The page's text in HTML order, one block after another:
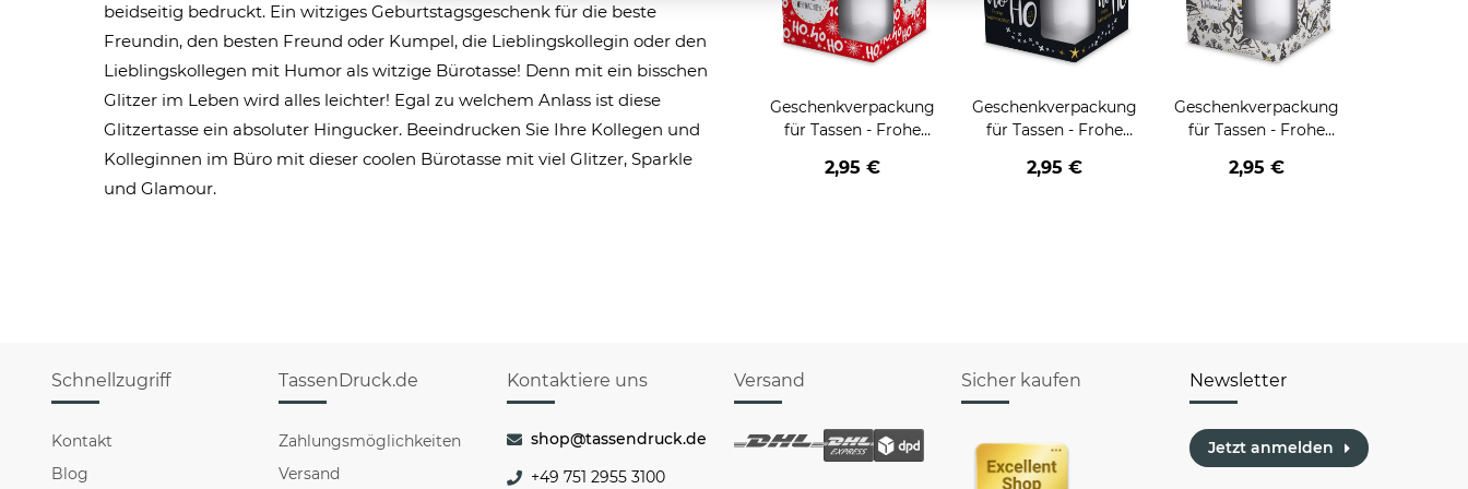
beidseitig bedruckt. Ein witziges Geburtstagsgeschenk für die beste
Freundin, den besten Freund oder Kumpel, die Lieblingskollegin oder den
Lieblingskollegen mit Humor als witzige Bürotasse! Denn mit ein bisschen
Glitzer im Leben wird alles leichter! Egal zu welchem Anlass ist diese
Glitzertasse ein absoluter Hingucker. Beeindrucken Sie Ihre Kollegen und
Kolleginnen im Büro mit dieser coolen Bürotasse mit viel Glitzer, Sparkle
und Glamour.
Geschenkverpackung
für Tassen - Frohe
HO - rot
2,95 €
Geschenkverpackung
für Tassen - Frohe
HO - schwarz
2,95 €
Geschenkverpackung
für Tassen - Frohe
2,95 €
Schnellzugriff
Kontakt
Blog
TassenDruck.de
Zahlungsmöglichkeiten
Versand
Kontaktiere uns
shop@tassendruck.de
+49 751 2955 3100
Versand Sicher kaufen Newsletter
Jetzt anmelden